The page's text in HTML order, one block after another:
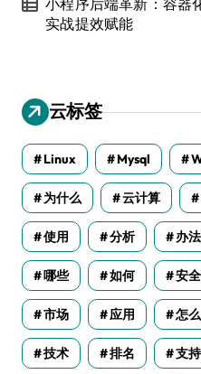
小程序后端革新：容器
实战提效赋能
云标签
Linux Mysql
为什么 云计算
使用 分析 办法
哪些 如何 安全
市场 应用 怎么
技术 排名 支持